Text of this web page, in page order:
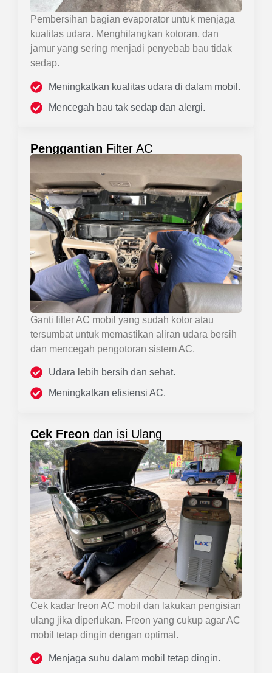
Pembersihan bagian evaporator untuk menjaga
kualitas udara. Menghilangkan kotoran, dan
jamur yang sering menjadi penyebab bau tidak
sedap.
Meningkatkan kualitas udara di dalam mobil.
Mencegah bau tak sedap dan alergi.
Penggantian Filter AC
Ganti filter AC mobil yang sudah kotor atau
tersumbat untuk memastikan aliran udara bersih
dan mencegah pengotoran sistem AC.
Udara lebih bersih dan sehat.
Meningkatkan efisiensi AC.
Cek Freon dan isi Ulang
Cek kadar freon AC mobil dan lakukan pengisian
ulang jika diperlukan. Freon yang cukup agar AC
mobil tetap dingin dengan optimal.
Menjaga suhu dalam mobil tetap dingin.